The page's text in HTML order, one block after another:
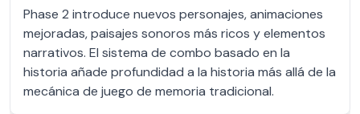
Phase 2 introduce nuevos personajes, animaciones
mejoradas, paisajes sonoros más ricos y elementos
narrativos. El sistema de combo basado en la
historia añade profundidad a la historia más allá de la
mecánica de juego de memoria tradicional.